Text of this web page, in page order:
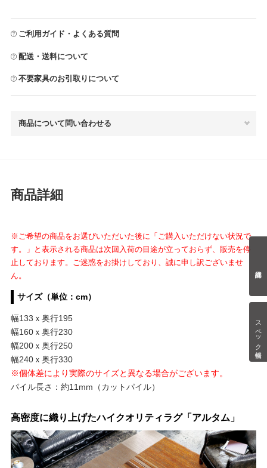
スペック情報
ご利用ガイド・よくある質問
配送・送料について
不要家具のお引取りについて
商品について問い合わせる
商品詳細
※ご希望の商品をお選びいただいた後に「ご購入いただけない状況で
す。」と表示される商品は次回入荷の目途が立っておらず、販売を停
止しております。ご迷惑をお掛けしており、誠に申し訳ございませ
ん。
サイズ（単位：cm）
幅133ｘ奥行195
幅160ｘ奥行230
幅200ｘ奥行250
幅240ｘ奥行330
※個体差により実際のサイズと異なる場合がございます。
パイル長さ：約11mm（カットパイル）
高密度に織り上げたハイクオリティラグ「アルタム」